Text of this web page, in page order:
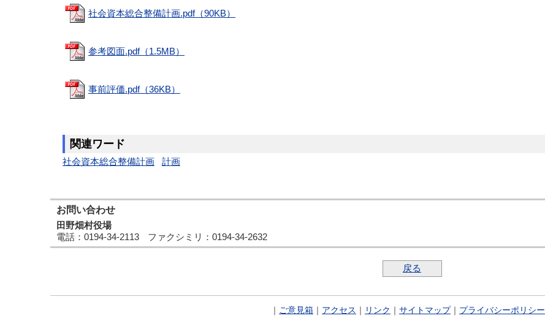
社会資本総合整備計画.pdf（90KB）
参考図面.pdf（1.5MB）
事前評価.pdf（36KB）
関連ワード
社会資本総合整備計画 計画
お問い合わせ
田野畑村役場
電話 ：0194-34-2113 ファクシミリ ：0194-34-2632
戻る
ご意見箱 アクセス リンク サイトマップ｜ プライバシーポリシー